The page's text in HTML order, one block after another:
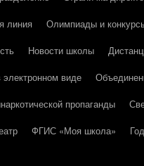
линия Олимпиады и
Новости школы
электронном виде
пропаганды
ФГИС «Моя школа»